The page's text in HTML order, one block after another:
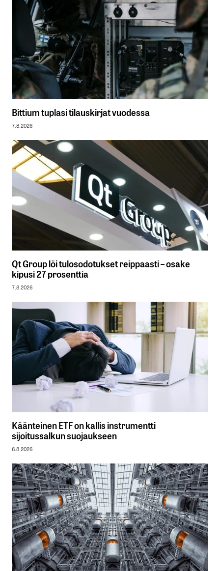
Bittium tuplasi tilauskirjat vuodessa
7.8.2026
Qt Group löi tulosodotukset reippaasti – osake
kipusi 27 prosenttia
7.8.2026
Käänteinen ETF on kallis instrumentti
sijoitussalkun suojaukseen
6.8.2026